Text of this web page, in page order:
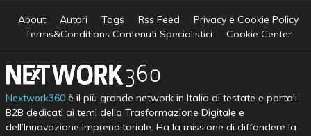
About Autori Tags Rss Feed
Privacy e Cookie Policy
Terms&Conditions Contenuti Specialistici
Cookie Center
Nextwork360è il più grande network in Italia di testate e portali
B2B dedicati ai temi della Trasformazione Digitale e
dell’Innovazione Imprenditoriale. Ha la missione di diffondere la